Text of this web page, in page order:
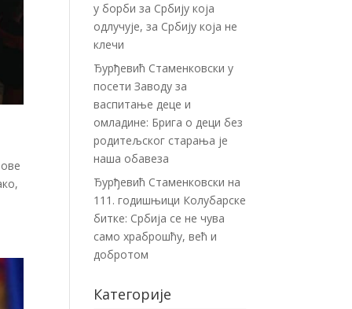
у борби за Србију која
одлучује, за Србију која не
клечи
Ђурђевић Стаменковски у
посети Заводу за
васпитање деце и
омладине: Брига о деци без
родитељског старања је
наша обавеза
Ђурђевић Стаменковски на
111. годишњици Колубарске
битке: Србија се не чува
само храброшћу, већ и
добротом
Категорије